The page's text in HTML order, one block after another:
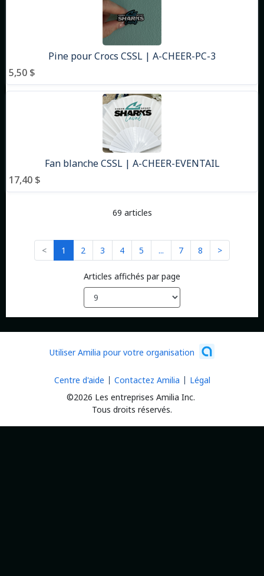
Pine pour Crocs CSSL | A-CHEER-PC-3
5,50 $
Fan blanche CSSL | A-CHEER-EVENTAIL
17,40 $
69 articles
< 1 2 3 4 5 ... 7 8 >
Articles affichés par page
Utiliser Amilia pour votre organisation
©2026 Les entreprises Amilia Inc.
Tous droits réservés.
Centre d'aide Contactez Amilia Légal